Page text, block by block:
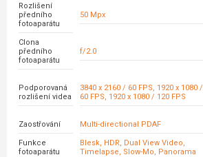
Rozlišení
předního
fotoaparátu
50 Mpx
Clona
předního
fotoaparátu
f/2.0
Podporovaná
rozlišení videa
3840 x 2160 / 60 FPS, 1920 x 1080 /
60 FPS, 1920 x 1080 / 120 FPS
Zaostřování Multi-directional PDAF
Funkce
fotoaparátu
Blesk, HDR, Dual View Video,
Timelapse, Slow-Mo, Panorama